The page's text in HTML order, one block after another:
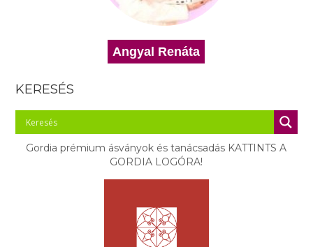
Angyal Renáta
KERESÉS
Gordia prémium ásványok és tanácsadás KATTINTS A
GORDIA LOGÓRA!